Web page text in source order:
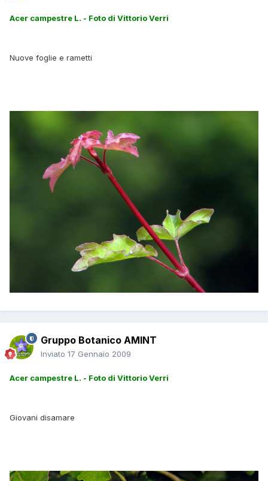
Acer campestre L. - Foto di Vittorio Verri
Nuove foglie e rametti
Gruppo Botanico AMINT
Inviato 17 Gennaio 2009
Acer campestre L. - Foto di Vittorio Verri
Giovani disamare